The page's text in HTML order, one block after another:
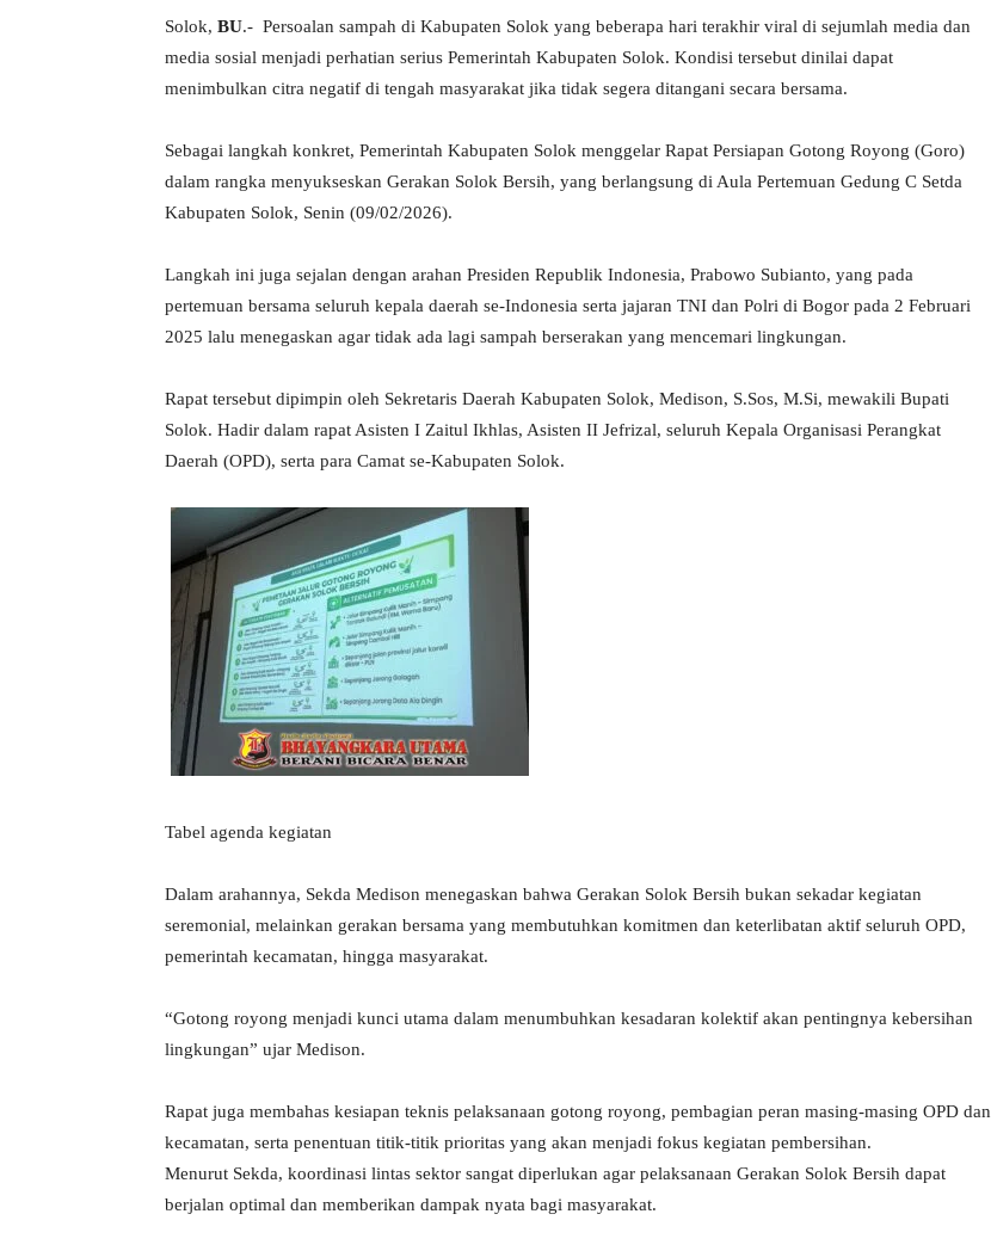
Solok, BU.- Persoalan sampah di Kabupaten Solok yang beberapa hari terakhir viral di sejumlah media dan
media sosial menjadi perhatian serius Pemerintah Kabupaten Solok. Kondisi tersebut dinilai dapat
menimbulkan citra negatif di tengah masyarakat jika tidak segera ditangani secara bersama.
Sebagai langkah konkret, Pemerintah Kabupaten Solok menggelar Rapat Persiapan Gotong Royong (Goro)
dalam rangka menyukseskan Gerakan Solok Bersih, yang berlangsung di Aula Pertemuan Gedung C Setda
Kabupaten Solok, Senin (09/02/2026).
Langkah ini juga sejalan dengan arahan Presiden Republik Indonesia, Prabowo Subianto, yang pada
pertemuan bersama seluruh kepala daerah se-Indonesia serta jajaran TNI dan Polri di Bogor pada 2 Februari
2025 lalu menegaskan agar tidak ada lagi sampah berserakan yang mencemari lingkungan.
Rapat tersebut dipimpin oleh Sekretaris Daerah Kabupaten Solok, Medison, S.Sos, M.Si, mewakili Bupati
Solok. Hadir dalam rapat Asisten I Zaitul Ikhlas, Asisten II Jefrizal, seluruh Kepala Organisasi Perangkat
Daerah (OPD), serta para Camat se-Kabupaten Solok.
Tabel agenda kegiatan
Dalam arahannya, Sekda Medison menegaskan bahwa Gerakan Solok Bersih bukan sekadar kegiatan
seremonial, melainkan gerakan bersama yang membutuhkan komitmen dan keterlibatan aktif seluruh OPD,
pemerintah kecamatan, hingga masyarakat.
“Gotong royong menjadi kunci utama dalam menumbuhkan kesadaran kolektif akan pentingnya kebersihan
lingkungan” ujar Medison.
Rapat juga membahas kesiapan teknis pelaksanaan gotong royong, pembagian peran masing-masing OPD dan
kecamatan, serta penentuan titik-titik prioritas yang akan menjadi fokus kegiatan pembersihan.
Menurut Sekda, koordinasi lintas sektor sangat diperlukan agar pelaksanaan Gerakan Solok Bersih dapat
berjalan optimal dan memberikan dampak nyata bagi masyarakat.